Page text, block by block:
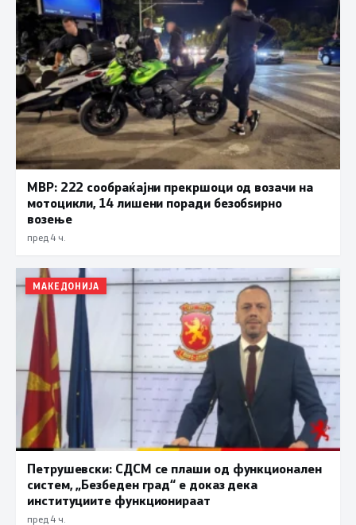
МВР: 222 сообраќајни прекршоци од возачи на
мотоцикли, 14 лишени поради безобѕирно
возење
пред 4 ч.
МАКЕДОНИЈА
Петрушевски: СДСМ се плаши од функционален
систем, „Безбеден град“ е доказ дека
институциите функционираат
пред 4 ч.